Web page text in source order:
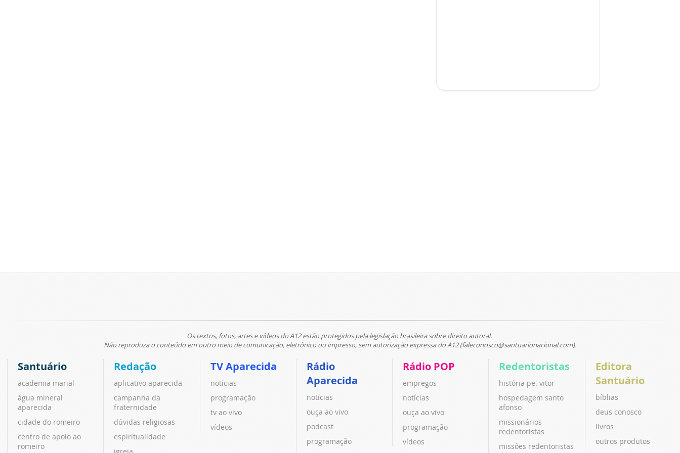
Os textos, fotos, artes e vídeos do A12 estão protegidos pela legislação brasileira sobre direito autoral.
Não reproduza o conteúdo em outro meio de comunicação, eletrônico ou impresso, sem autorização expressa do A12 (faleconosco@santuarionacional.com).
Santuário
academia marial
água mineral
aparecida
cidade do romeiro
centro de apoio ao
romeiro
Redação
aplicativo aparecida
campanha da
fraternidade
dúvidas religiosas
espiritualidade
igreja
TV Aparecida
notícias
programação
tv ao vivo
vídeos
Rádio
Aparecida
notícias
ouça ao vivo
podcast
programação
Rádio POP
empregos
notícias
ouça ao vivo
programação
vídeos
Redentoristas
história pe. vitor
hospedagem santo
afonso
missionários
redentoristas
missões redentoristas
Editora
Santuário
bíblias
deus conosco
livros
outros produtos